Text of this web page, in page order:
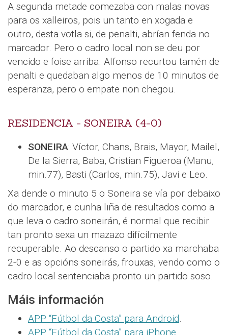
A segunda metade comezaba con malas novas
para os xalleiros, pois un tanto en xogada e
outro, desta votla si, de penalti, abrían fenda no
marcador. Pero o cadro local non se deu por
vencido e foise arriba. Alfonso recurtou tamén de
penalti e quedaban algo menos de 10 minutos de
esperanza, pero o empate non chegou.
RESIDENCIA - SONEIRA (4-0)
SONEIRA: Víctor, Chans, Brais, Mayor, Mailel,
De la Sierra, Baba, Cristian Figueroa (Manu,
min.77), Basti (Carlos, min.75), Javi e Leo.
Xa dende o minuto 5 o Soneira se vía por debaixo
do marcador, e cunha liña de resultados como a
que leva o cadro soneirán, é normal que recibir
tan pronto sexa un mazazo difícilmente
recuperable. Ao descanso o partido xa marchaba
2-0 e as opcións soneirás, frouxas, vendo como o
cadro local sentenciaba pronto un partido soso.
Máis información
APP “Fútbol da Costa” para Android.
APP “Fútbol da Costa” para iPhone